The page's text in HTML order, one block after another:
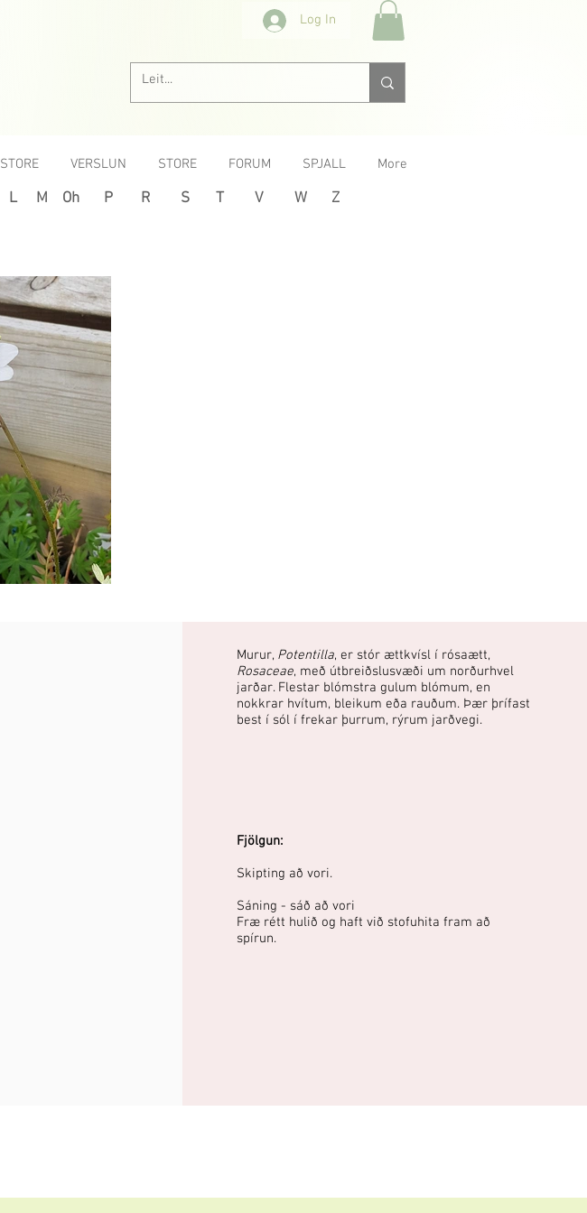
Log In
STORE VERSLUN STORE FORUM SPJALL More
L M Oh P R S T V W Z
Murur, Potentilla, er stór ættkvísl í rósaætt,
Rosaceae, með útbreiðslusvæði um norðurhvel
jarðar. Flestar blómstra gulum blómum, en
nokkrar hvítum, bleikum eða rauðum. Þær þrífast
best í sól í frekar þurrum, rýrum jarðvegi.​
Fjölgun:
Skipting að vori.
Sáning - sáð að vori
Fræ rétt hulið og haft við stofuhita fram að
spírun.